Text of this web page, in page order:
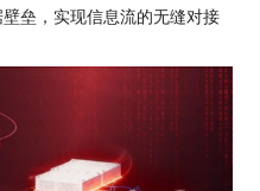
垒，实现信息流的无缝对接